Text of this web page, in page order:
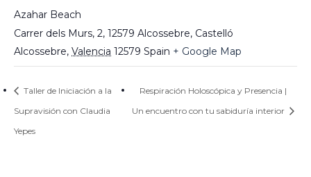
Azahar Beach
Carrer dels Murs, 2, 12579 Alcossebre, Castelló
Alcossebre, Valencia 12579 Spain + Google Map
Taller de Iniciación a la
Supravisión con Claudia
Yepes
Respiración Holoscópica y Presencia |
Un encuentro con tu sabiduría interior